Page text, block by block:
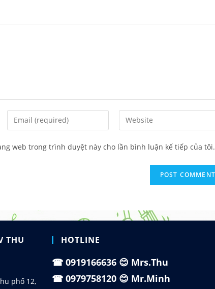
Enter
your
address
Enter
your
website
(optional)
web trong trình duyệt này cho lần bình luận kế tiếp của tôi.
THU
phố 12,
HOTLINE
☎0919166636 😊 Mrs.Thu
☎0979758120 😊 Mr.Minh